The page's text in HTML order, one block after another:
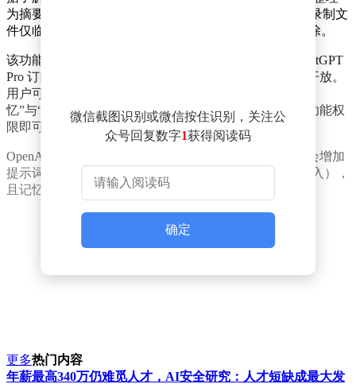
为摘要，并以 Markdown 文件格式保存在本地设备中。录制文
件仅临时存储，据 OpenAI 说明，会在六小时后自动删除。
该功能目前以可选预览版形式，面向 macOS 系统的 ChatGPT
Pro 订阅用户推出，但暂不面向欧盟、英国及瑞士地区开放。
用户可在 Codex 设置的“个性化”选项中，依次开启“记
忆”与“Chronicle”功能，并授予 macOS 屏幕录制与辅助功能权
限即可启用。
OpenAI 同时提醒：Chronicle 会快速消耗调用额度，还会增加
提示词注入攻击风险（恶意指令可能通过显示的网页植入），
且记忆内容在设备上以未加密形式存储。
微信截图识别或微信按住识别，关注公
众号回复数字1获得阅读码
确定
更多热门内容
年薪最高340万仍难觅人才，AI安全研究：人才短缺成最大发